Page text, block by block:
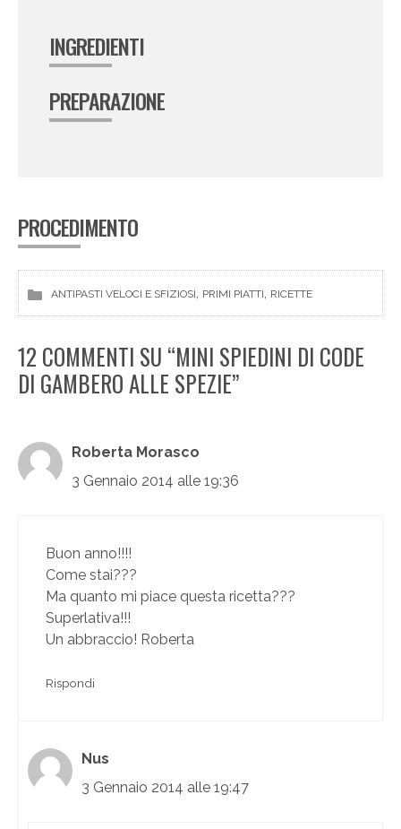
INGREDIENTI
PREPARAZIONE
PROCEDIMENTO
ANTIPASTI VELOCI E SFIZIOSI, PRIMI PIATTI, RICETTE
12 COMMENTI SU “MINI SPIEDINI DI CODE
DI GAMBERO ALLE SPEZIE”
Roberta Morasco
3 Gennaio 2014 alle 19:36
Buon anno!!!!
Come stai???
Ma quanto mi piace questa ricetta???
Superlativa!!!
Un abbraccio! Roberta
Rispondi
Nus
3 Gennaio 2014 alle 19:47